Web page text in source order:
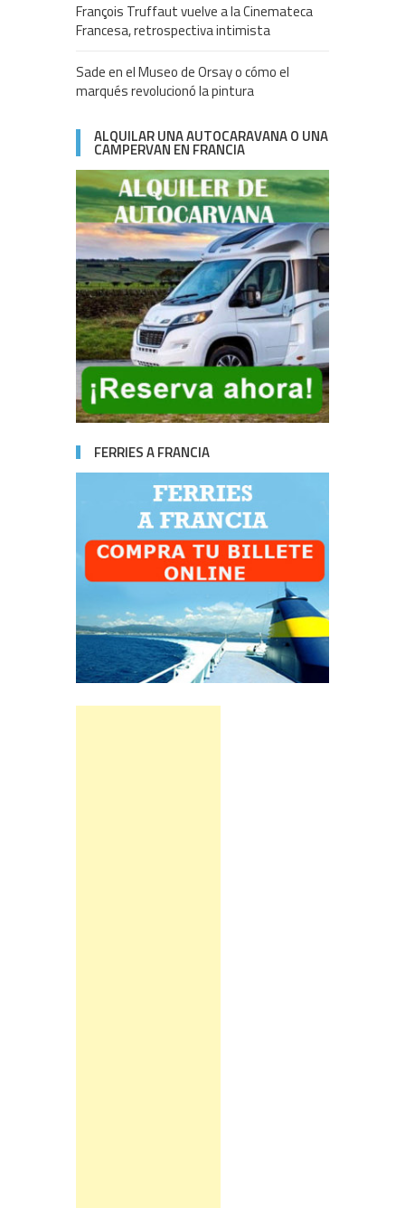
François Truffaut vuelve a la Cinemateca
Francesa, retrospectiva intimista
Sade en el Museo de Orsay o cómo el
marqués revolucionó la pintura
ALQUILAR UNA AUTOCARAVANA O UNA
CAMPERVAN EN FRANCIA
FERRIES A FRANCIA